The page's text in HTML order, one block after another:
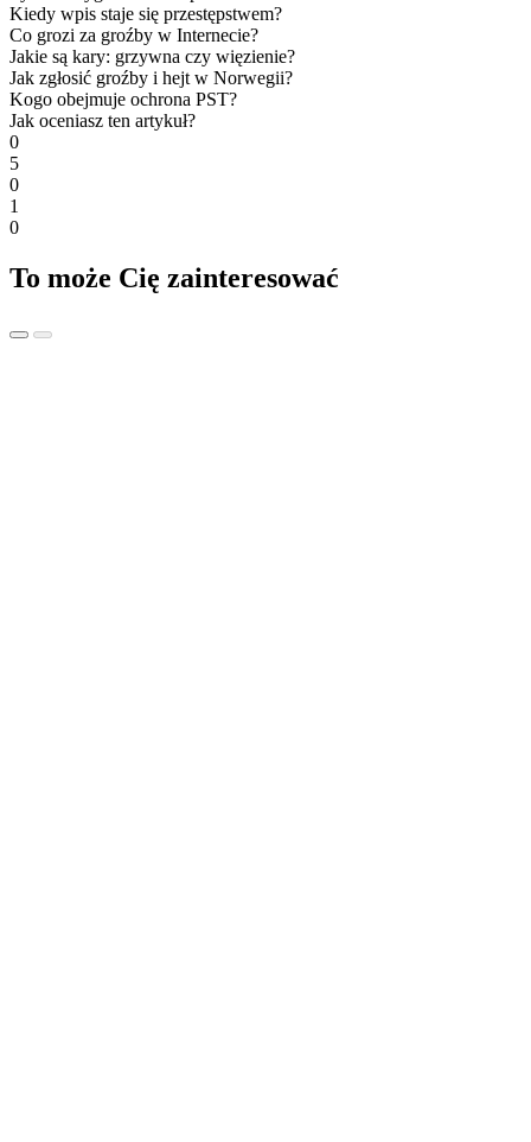
Kiedy wpis staje się przestępstwem?
Co grozi za groźby w Internecie?
Jakie są kary: grzywna czy więzienie?
Jak zgłosić groźby i hejt w Norwegii?
Kogo obejmuje ochrona PST?
Jak oceniasz ten artykuł?
0
5
0
1
0
To może Cię zainteresować